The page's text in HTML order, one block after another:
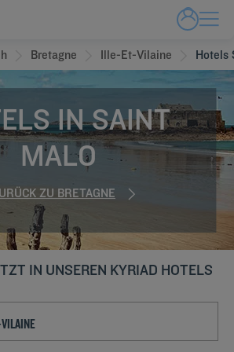
Bretagne Ille-Et-Vilaine Hotels
IN SAINT
MALO
ZU BRETAGNE
IN UNSEREN KYRIAD HOTELS